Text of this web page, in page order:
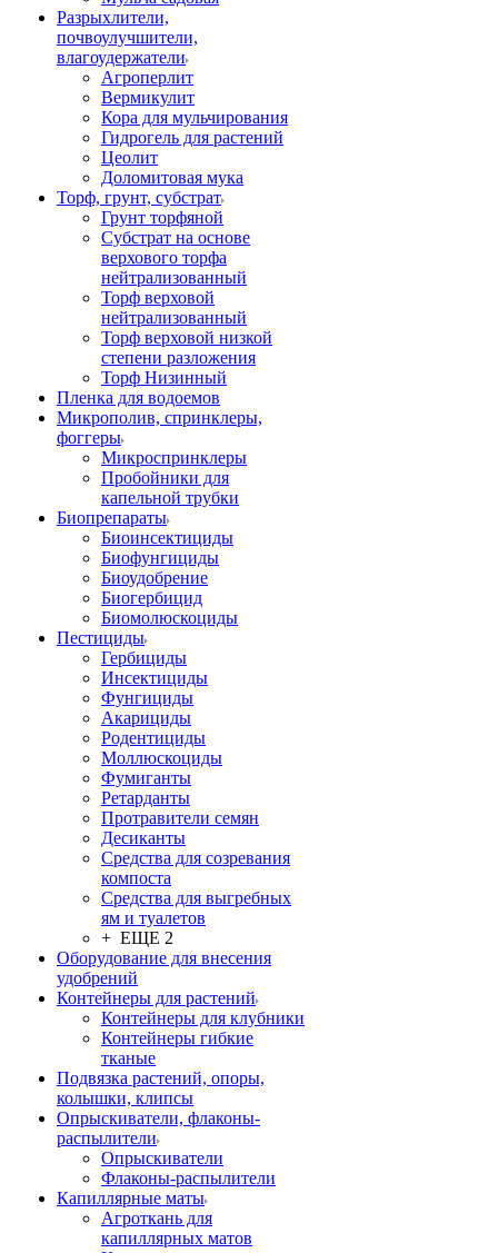
Разрыхлители,
почвоулучшители,
влагоудержатели
Агроперлит
Вермикулит
Кора для мульчирования
Гидрогель для растений
Цеолит
Доломитовая мука
Торф, грунт, субстрат
Грунт торфяной
Субстрат на основе
верхового торфа
нейтрализованный
Торф верховой
нейтрализованный
Торф верховой низкой
степени разложения
Торф Низинный
Пленка для водоемов
Микрополив, спринклеры,
фоггеры
Микроспринклеры
Пробойники для
капельной трубки
Биопрепараты
Биоинсектициды
Биофунгициды
Биоудобрение
Биогербицид
Биомолюскоциды
Пестициды
Гербициды
Инсектициды
Фунгициды
Акарициды
Родентициды
Моллюскоциды
Фумиганты
Ретарданты
Протравители семян
Десиканты
Средства для созревания
компоста
Средства для выгребных
ям и туалетов
+ ЕЩЕ 2
Оборудование для внесения
удобрений
Контейнеры для растений
Контейнеры для клубники
Контейнеры гибкие
тканые
Подвязка растений, опоры,
колышки, клипсы
Опрыскиватели, флаконы-
распылители
Опрыскиватели
Флаконы-распылители
Капиллярные маты
Агроткань для
капиллярных матов